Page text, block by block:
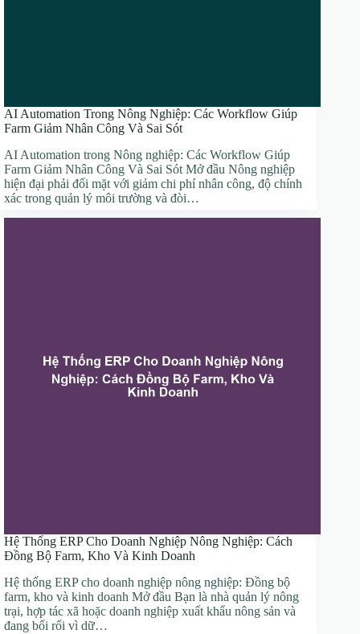
AI Automation Trong Nông Nghiệp: Các Workflow Giúp
Farm Giảm Nhân Công Và Sai Sót
AI Automation trong Nông nghiệp: Các Workflow Giúp
Farm Giảm Nhân Công Và Sai Sót Mở đầu Nông nghiệp
hiện đại phải đối mặt với giảm chi phí nhân công, độ chính
xác trong quản lý môi trường và đòi…
Hệ Thống ERP Cho Doanh Nghiệp Nông Nghiệp: Cách
Đồng Bộ Farm, Kho Và Kinh Doanh
Hệ thống ERP cho doanh nghiệp nông nghiệp: Đồng bộ
farm, kho và kinh doanh Mở đầu Bạn là nhà quản lý nông
trại, hợp tác xã hoặc doanh nghiệp xuất khẩu nông sản và
đang bối rối vì dữ…